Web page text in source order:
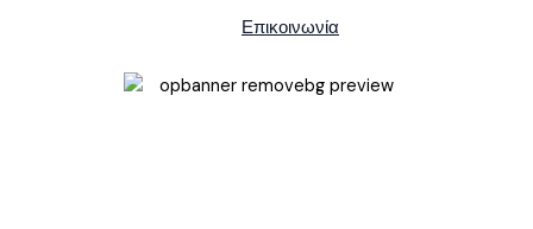
Επικοινωνία